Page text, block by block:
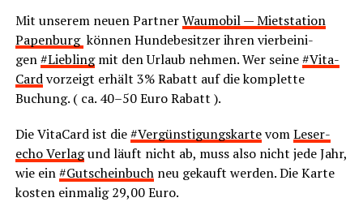
Mit unse­rem neu­en Part­nerWaum­o­bil — Miet­sta­ti­on
Papen­burg kön­nen Hun­de­be­sit­zer ihren vier­bei­ni­
gen#Lieb­lingmit den Urlaub neh­men. Wer sei­ne#Vita­
Cardvor­zeigt erhält 3% Rabatt auf die kom­plet­te
Buchung. ( ca. 40–50 Euro Rabatt ).
Die Vita­Card ist die#Ver­güns­ti­gungs­kar­tevomLese­r­
echo Ver­lagund läuft nicht ab, muss also nicht jede Jahr,
wie ein#Gut­schein­buchneu gekauft wer­den. Die Kar­te
kos­ten ein­ma­lig 29,00 Euro.